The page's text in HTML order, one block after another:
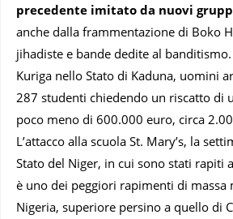
precedente imitato da nuovi
anche dalla frammentazione di Boko
jihadiste e bande dedite al
Kuriga nello Stato di Kaduna, uomini
287 studenti chiedendo un riscatto di
poco meno di 600.000 euro, circa
L’attacco alla scuola St. Mary’s, la
Stato del Niger, in cui sono stati rapiti
è uno dei peggiori rapimenti di massa
Nigeria, superiore persino a quello di